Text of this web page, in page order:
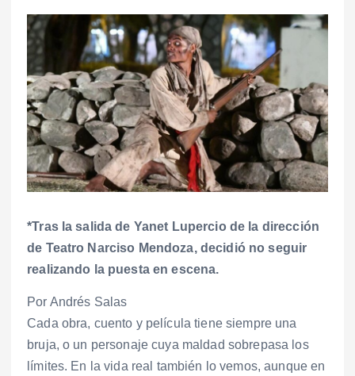
*Tras la salida de Yanet Lupercio de la dirección
de Teatro Narciso Mendoza, decidió no seguir
realizando la puesta en escena.
Por Andrés Salas
Cada obra, cuento y película tiene siempre una
bruja, o un personaje cuya maldad sobrepasa los
límites. En la vida real también lo vemos, aunque en